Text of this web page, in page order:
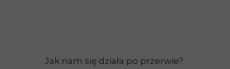
Jak nam się działa po przerwie?